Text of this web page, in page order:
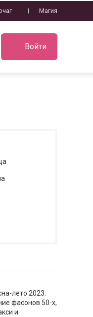
Магия
Войти
лето 2023:
фасонов 50-х,
и